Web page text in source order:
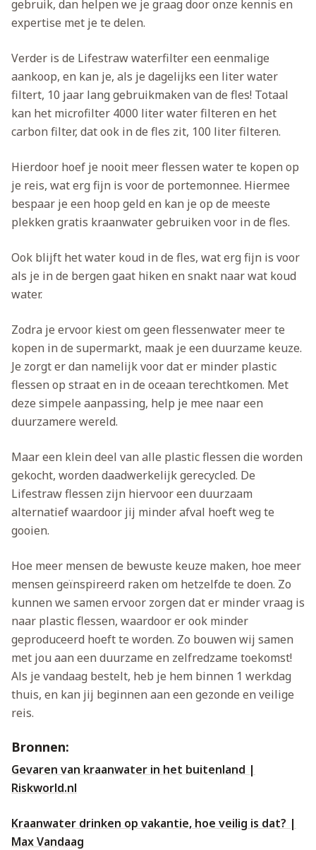
gebruik, dan helpen we je graag door onze kennis en
expertise met je te delen.
Verder is de Lifestraw waterfilter een eenmalige
aankoop, en kan je, als je dagelijks een liter water
filtert, 10 jaar lang gebruikmaken van de fles! Totaal
kan het microfilter 4000 liter water filteren en het
carbon filter, dat ook in de fles zit, 100 liter filteren.
Hierdoor hoef je nooit meer flessen water te kopen op
je reis, wat erg fijn is voor de portemonnee. Hiermee
bespaar je een hoop geld en kan je op de meeste
plekken gratis kraanwater gebruiken voor in de fles.
Ook blijft het water koud in de fles, wat erg fijn is voor
als je in de bergen gaat hiken en snakt naar wat koud
water.
Zodra je ervoor kiest om geen flessenwater meer te
kopen in de supermarkt, maak je een duurzame keuze.
Je zorgt er dan namelijk voor dat er minder plastic
flessen op straat en in de oceaan terechtkomen. Met
deze simpele aanpassing, help je mee naar een
duurzamere wereld.
Maar een klein deel van alle plastic flessen die worden
gekocht, worden daadwerkelijk gerecycled. De
Lifestraw flessen zijn hiervoor een duurzaam
alternatief waardoor jij minder afval hoeft weg te
gooien.
Hoe meer mensen de bewuste keuze maken, hoe meer
mensen geïnspireerd raken om hetzelfde te doen. Zo
kunnen we samen ervoor zorgen dat er minder vraag is
naar plastic flessen, waardoor er ook minder
geproduceerd hoeft te worden. Zo bouwen wij samen
met jou aan een duurzame en zelfredzame toekomst!
Als je vandaag bestelt, heb je hem binnen 1 werkdag
thuis, en kan jij beginnen aan een gezonde en veilige
reis.
Bronnen:
Gevaren van kraanwater in het buitenland |
Riskworld.nl
Kraanwater drinken op vakantie, hoe veilig is dat? |
Max Vandaag